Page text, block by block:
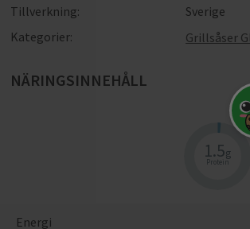
Tillverkning:
Sverige
Kategorier:
Grillsåser
NÄRINGSINNEHÅLL
1.5g
Protein
Energi